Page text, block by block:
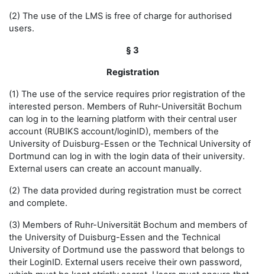
(2) The use of the LMS is free of charge for authorised
users.
§ 3
Registration
(1) The use of the service requires prior registration of the
interested person. Members of Ruhr-Universität Bochum
can log in to the learning platform with their central user
account (RUBIKS account/loginID), members of the
University of Duisburg-Essen or the Technical University of
Dortmund can log in with the login data of their university.
External users can create an account manually.
(2) The data provided during registration must be correct
and complete.
(3) Members of Ruhr-Universität Bochum and members of
the University of Duisburg-Essen and the Technical
University of Dortmund use the password that belongs to
their LoginID. External users receive their own password,